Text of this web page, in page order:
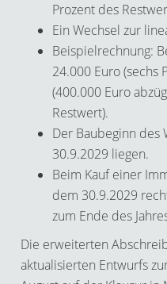
Prozent des
Ein Wechsel zur
Beispielrechnung:
24.000 Euro (sechs
(400.000 Euro
Restwert).
Der Baubeginn des
30.9.2029 liegen.
Beim Kauf einer
dem 30.9.2029
zum Ende des
Die erweiterten
aktualisierten Entwurfs